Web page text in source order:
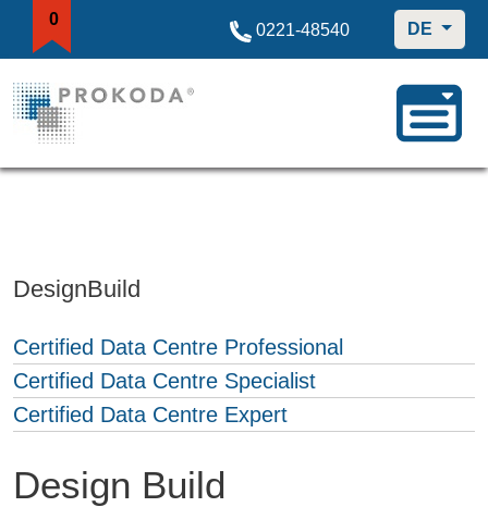
0
0221-48540 DE
DesignBuild
Certified Data Centre Professional
Certified Data Centre Specialist
Certified Data Centre Expert
Design Build